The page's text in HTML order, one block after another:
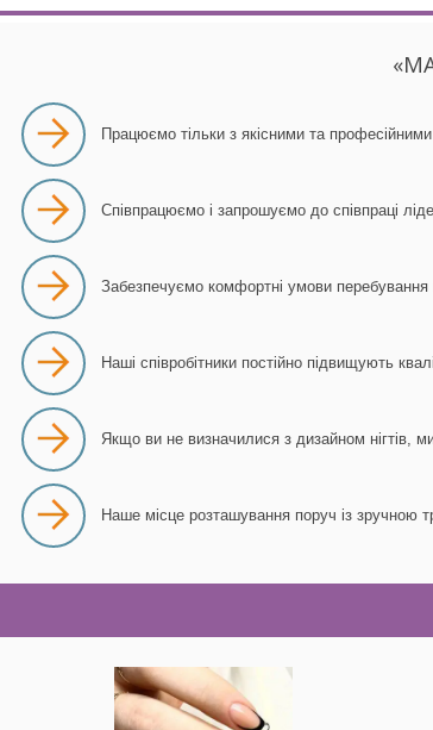
Працюємо тільки з якісними та
Співпрацюємо і запрошуємо до співпраці
Забезпечуємо комфортні умови перебування
Наші співробітники постійно підвищують
Якщо ви не визначилися з дизайном нігтів,
Наше місце розташування поруч із зручною